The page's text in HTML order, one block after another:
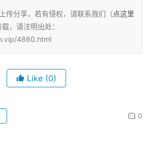
传分享，若有侵权，请联系我们（点这里
，请注明出处：
4860.html
Like (0)
0